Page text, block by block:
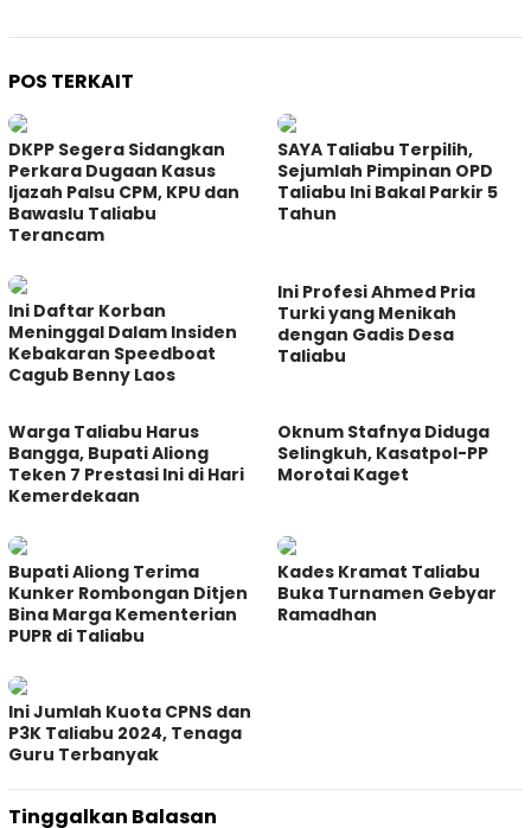
POS TERKAIT
DKPP Segera Sidangkan
Perkara Dugaan Kasus
Ijazah Palsu CPM, KPU dan
Bawaslu Taliabu
Terancam
SAYA Taliabu Terpilih,
Sejumlah Pimpinan OPD
Taliabu Ini Bakal Parkir 5
Tahun
Ini Daftar Korban
Meninggal Dalam Insiden
Kebakaran Speedboat
Cagub Benny Laos
Ini Profesi Ahmed Pria
Turki yang Menikah
dengan Gadis Desa
Taliabu
Warga Taliabu Harus
Bangga, Bupati Aliong
Teken 7 Prestasi Ini di Hari
Kemerdekaan
Oknum Stafnya Diduga
Selingkuh, Kasatpol-PP
Morotai Kaget
Bupati Aliong Terima
Kunker Rombongan Ditjen
Bina Marga Kementerian
PUPR di Taliabu
Kades Kramat Taliabu
Buka Turnamen Gebyar
Ramadhan
Ini Jumlah Kuota CPNS dan
P3K Taliabu 2024, Tenaga
Guru Terbanyak
Tinggalkan Balasan